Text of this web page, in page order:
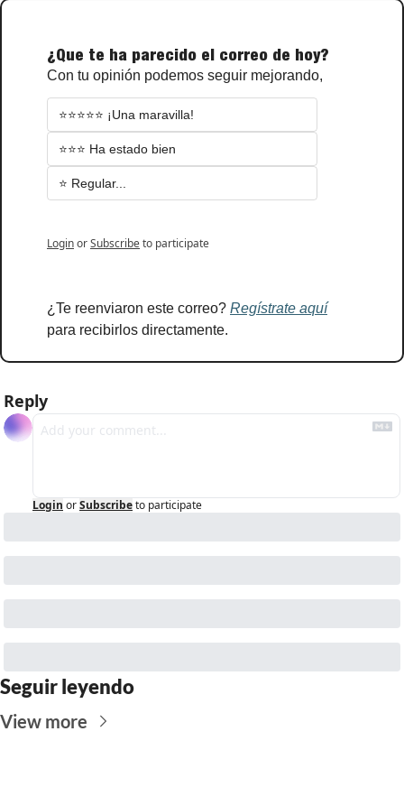
¿Que te ha parecido el correo de hoy?
Con tu opinión podemos seguir mejorando,
⭐⭐⭐⭐⭐ ¡Una maravilla!
⭐⭐⭐ Ha estado bien
⭐ Regular...
LoginorSubscribeto participate
¿Te reenviaron este correo? Regístrate aquí
para recibirlos directamente.
Reply
Login orSubscribeto participate
Seguir leyendo
View more